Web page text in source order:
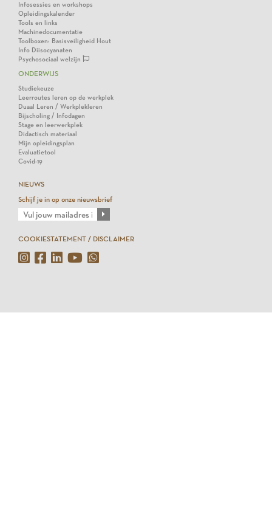
Infosessies en workshops
Opleidingskalender
Tools en links
Machinedocumentatie
Toolboxen: Basisveiligheid Hout
Info Diisocyanaten
Psychosociaal welzijn
ONDERWIJS
Studiekeuze
Leerroutes leren op de werkplek
Duaal Leren / Werkplekleren
Bijscholing / Infodagen
Stage en leerwerkplek
Didactisch materiaal
Mijn opleidingsplan
Evaluatietool
Covid-19
NIEUWS
Schijf je in op onze nieuwsbrief
COOKIESTATEMENT / DISCLAIMER